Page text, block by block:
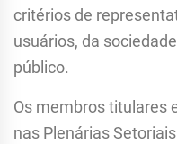
critérios de
usuários, da
público.
Os membros titulares
nas Plenárias